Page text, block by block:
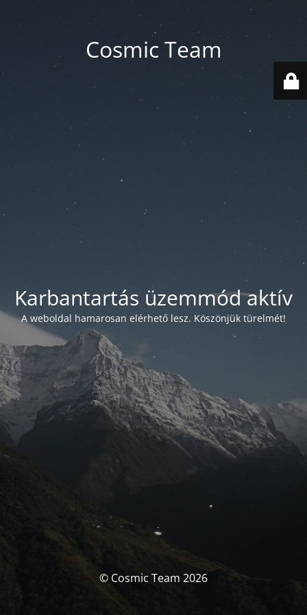
Cosmic Team
Karbantartás üzemmód aktív
A weboldal hamarosan elérhető lesz. Köszönjük türelmét!
© Cosmic Team 2026